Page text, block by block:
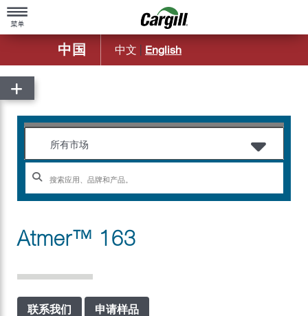
关于嘉吉
嘉吉概览
造福社区
嘉吉中国50年历程
产品与服务
农业
动物营养
嘉吉远洋运输部
嘉吉生物工业
中国 中文 | English
所有市场
Atmer™ 163
联系我们 申请样品